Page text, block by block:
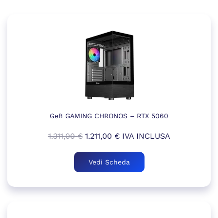
GeB GAMING CHRONOS – RTX 5060
1.311,00€ Il
originale
era:
1.211,00 €Il
attuale
è:
IVA INCLUSA
Vedi Scheda